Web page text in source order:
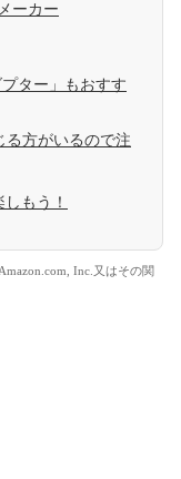
ーカー
ター」もおすす
る方がいるので注
もう！
Inc.又はその関